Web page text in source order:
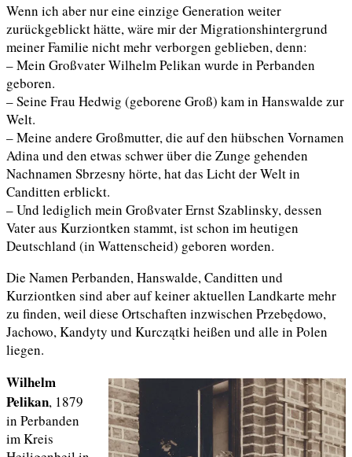
Wenn ich aber nur eine einzige Generation weiter
zurückgeblickt hätte, wäre mir der Migrationshintergrund
meiner Familie nicht mehr verborgen geblieben, denn:
– Mein Großvater Wilhelm Pelikan wurde in Perbanden
geboren.
– Seine Frau Hedwig (geborene Groß) kam in Hanswalde zur
Welt.
– Meine andere Großmutter, die auf den hübschen Vornamen
Adina und den etwas schwer über die Zunge gehenden
Nachnamen Sbrzesny hörte, hat das Licht der Welt in
Canditten erblickt.
– Und lediglich mein Großvater Ernst Szablinsky, dessen
Vater aus Kurziontken stammt, ist schon im heutigen
Deutschland (in Wattenscheid) geboren worden.
Die Namen Perbanden, Hanswalde, Canditten und
Kurziontken sind aber auf keiner aktuellen Landkarte mehr
zu finden, weil diese Ortschaften inzwischen Przebędowo,
Jachowo, Kandyty und Kurczątki heißen und alle in Polen
liegen.
Wilhelm
Pelikan, 1879
in Perbanden
im Kreis